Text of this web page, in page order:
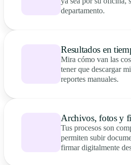
departamento.
Resultados en
Mira cómo van las
tener que descargar
reportes manuales.
Archivos, fotos y
Tus procesos son
permiten subir
firmar digitalmente